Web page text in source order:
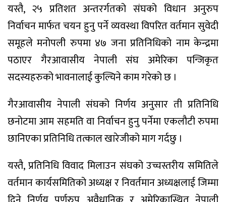
यस्तै, २५ प्रतिशत अन्तरर्गतको संघको विधान अनुरुप
निर्वाचन मार्फत चयन हुनु पर्ने व्यवस्था विपरित वर्तमान सुवेदी
समूहले मनोपली रुपमा ४७ जना प्रतिनिधिको नाम केन्द्रमा
पठाएर गैरआवासीय नेपाली संघ अमेरिका पन्जिकृत
सदस्यहरुको भावनालाई कुल्चिने काम गरेको छ ।
गैरआवासीय नेपाली संघको निर्णय अनुसार ती प्रतिनिधि
छनोटमा आम सहमति वा निर्वाचन हुनु पर्नेमा एकलौटी रुपमा
छानिएका प्रतिनिधि तत्काल खारेजीको माग गर्दछु ।
यस्तै, प्रतिनिधि विवाद मिलाउन संघको उच्चस्तरीय समितिले
वर्तमान कार्यसमितिको अध्यक्ष र निवर्तमान अध्यक्षलाई जिम्मा